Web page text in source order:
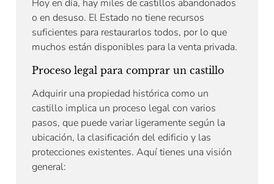
Hoy en día, hay miles de castillos abandonados
o en desuso. El Estado no tiene recursos
suficientes para restaurarlos todos, por lo que
muchos están disponibles para la venta privada.
Proceso legal para comprar un castillo
Adquirir una propiedad histórica como un
castillo implica un proceso legal con varios
pasos, que puede variar ligeramente según la
ubicación, la clasificación del edificio y las
protecciones existentes. Aquí tienes una visión
general: